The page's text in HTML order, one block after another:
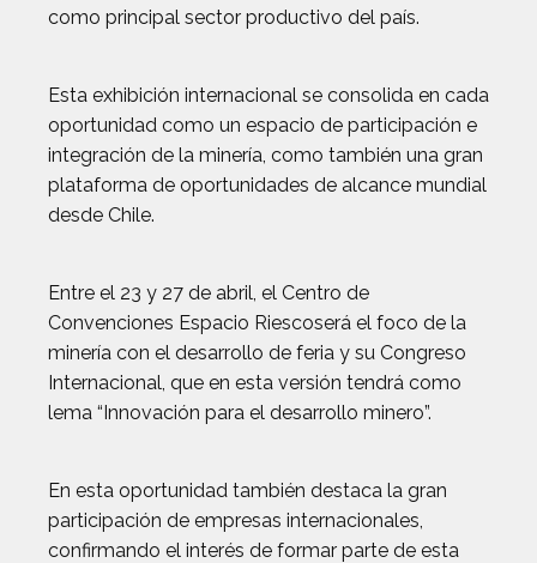
como principal sector productivo del país.
Esta exhibición internacional se consolida en cada
oportunidad como un espacio de participación e
integración de la minería, como también una gran
plataforma de oportunidades de alcance mundial
desde Chile.
Entre el 23 y 27 de abril, el Centro de
Convenciones Espacio Riescoserá el foco de la
minería con el desarrollo de feria y su Congreso
Internacional, que en esta versión tendrá como
lema “Innovación para el desarrollo minero”.
En esta oportunidad también destaca la gran
participación de empresas internacionales,
confirmando el interés de formar parte de esta